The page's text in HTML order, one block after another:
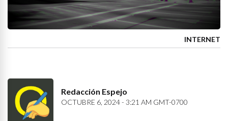
INTERNET
Redacción Espejo
OCTUBRE 6, 2024 - 3:21 AM GMT-0700